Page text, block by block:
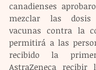
canadienses
mezclar las
vacunas contra la
permitirá a las
recibido la
AstraZeneca recibir